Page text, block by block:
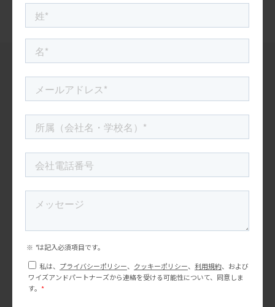
“米国マーケティングトレンド研究会”